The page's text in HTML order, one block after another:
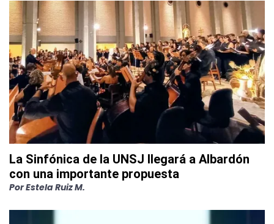
La Sinfónica de la UNSJ llegará a Albardón
con una importante propuesta
PorEstela Ruiz M.